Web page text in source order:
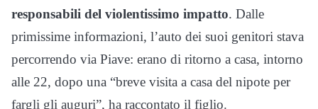
responsabili del violentissimo impatto. Dalle
primissime informazioni, l’auto dei suoi genitori stava
percorrendo via Piave: erano di ritorno a casa, intorno
alle 22, dopo una “breve visita a casa del nipote per
fargli gli auguri”, ha raccontato il figlio.